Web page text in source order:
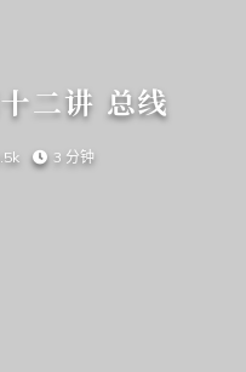
二讲 总线
3 分钟